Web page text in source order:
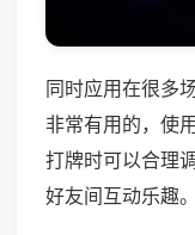
同时应用在很多
非常有用的，使
打牌时可以合理
好友间互动乐趣。